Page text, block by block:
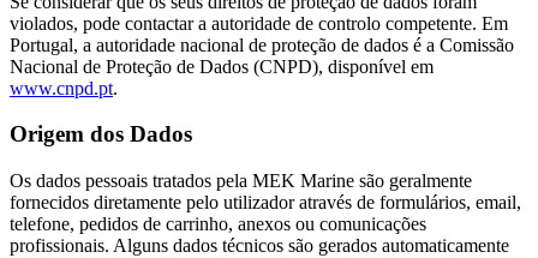
violados, pode contactar a autoridade de controlo competente. Em
Portugal, a autoridade nacional de proteção de dados é a Comissão
Nacional de Proteção de Dados (CNPD), disponível em
www.cnpd.pt.
Origem dos Dados
Os dados pessoais tratados pela MEK Marine são geralmente
fornecidos diretamente pelo utilizador através de formulários, email,
telefone, pedidos de carrinho, anexos ou comunicações
profissionais. Alguns dados técnicos são gerados automaticamente